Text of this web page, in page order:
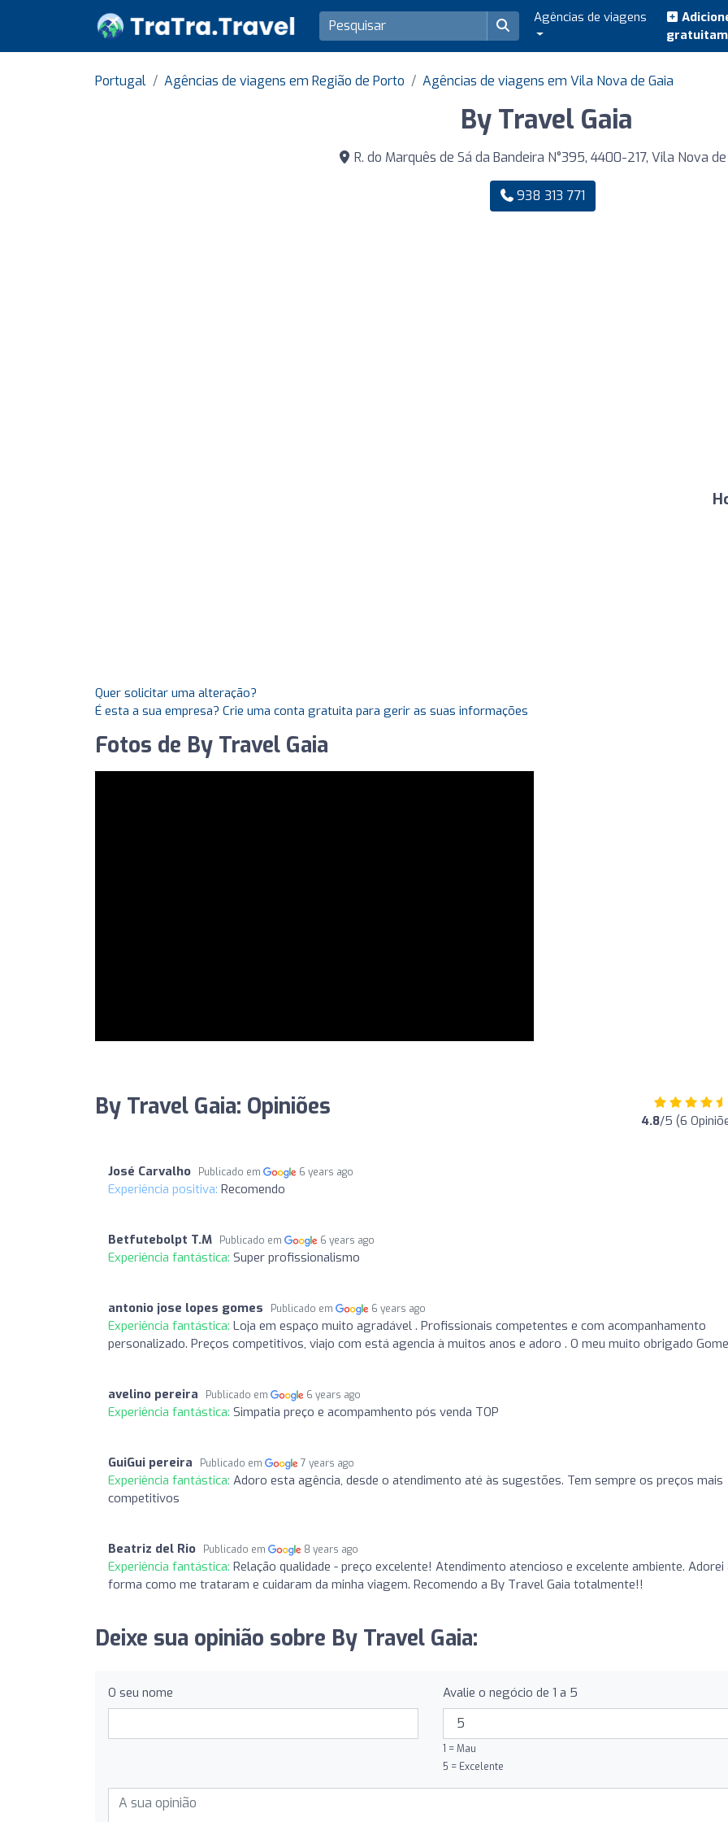
Agências de viagens
Portugal Agências de viagens em Região de Porto Agências de viagens em Vila Nova de Gaia
By Travel Gaia
R. do Marquês de Sá da Bandeira N°395, 4400-217, Vila Nova de
938 313 771
Quer solicitar uma alteração?
É esta a sua empresa? Crie uma conta gratuita para gerir as suas informações
Fotos de By Travel Gaia
By Travel Gaia: Opiniões 4.8/5 (6
José Carvalho Publicado em 6 years ago
Experiência positiva: Recomendo
Betfutebolpt T.M Publicado em 6 years ago
Experiência fantástica: Super profissionalismo
antonio jose lopes gomes Publicado em 6 years ago
Experiência fantástica: Loja em espaço muito agradável . Profissionais competentes e com acompanhamento
personalizado. Preços competitivos, viajo com está agencia à muitos anos e adoro . O meu muito obrigado
avelino pereira Publicado em 6 years ago
Experiência fantástica: Simpatia preço e acompamhento pós venda TOP
GuiGui pereira Publicado em 7 years ago
Experiência fantástica: Adoro esta agência, desde o atendimento até às sugestões. Tem sempre os preços mais
competitivos
Beatriz del Rio Publicado em 8 years ago
Experiência fantástica: Relação qualidade - preço excelente! Atendimento atencioso e excelente ambiente. Adorei
forma como me trataram e cuidaram da minha viagem. Recomendo a By Travel Gaia totalmente!!
Deixe sua opinião sobre By Travel Gaia:
O seu nome Avalie o negócio de 1 a 5
1 = Mau
5 = Excelente